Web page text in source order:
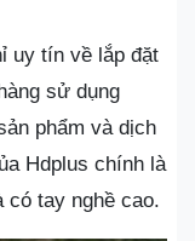
uy tín về lắp đặt
sử dụng
phẩm và dịch
Hdplus chính là
có tay nghề cao.